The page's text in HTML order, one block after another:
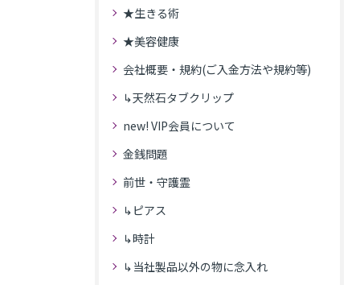
★生きる術
★美容健康
会社概要・規約(ご入金方法や規約等)
↳天然石タブクリップ
new! VIP会員について
金銭問題
前世・守護霊
↳ピアス
↳時計
↳当社製品以外の物に念入れ